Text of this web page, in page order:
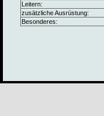
Leitern:
zusätzliche Ausrüstung:
Besonderes: